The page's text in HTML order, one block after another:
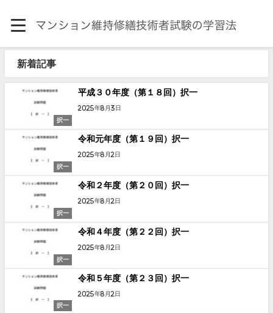
新着記事
択一
平成３０年度（第１８回）択一
2025年8月3日
択一
令和元年度（第１９回）択一
2025年8月2日
択一
令和２年度（第２０回）択一
2025年8月2日
択一
令和４年度（第２２回）択一
2025年8月2日
択一
令和５年度（第２３回）択一
2025年8月2日